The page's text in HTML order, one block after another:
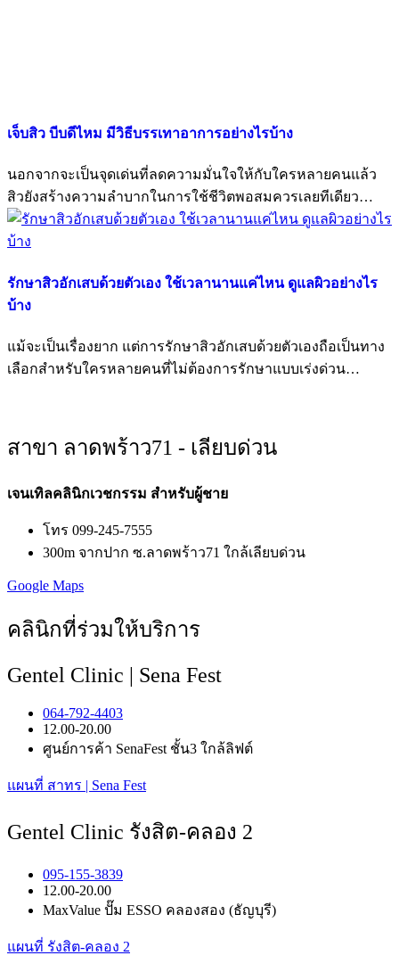
เจ็บสิว บีบดีไหม มีวิธีบรรเทาอาการอย่างไรบ้าง
นอกจากจะเป็นจุดเด่นที่ลดความมั่นใจให้กับใครหลายคนแล้ว
สิวยังสร้างความลำบากในการใช้ชีวิตพอสมควรเลยทีเดียว…
รักษาสิวอักเสบด้วยตัวเอง ใช้เวลานานแค่ไหน ดูแลผิวอย่างไร
บ้าง
แม้จะเป็นเรื่องยาก แต่การรักษาสิวอักเสบด้วยตัวเองถือเป็นทาง
เลือกสำหรับใครหลายคนที่ไม่ต้องการรักษาแบบเร่งด่วน…
สาขา ลาดพร้าว71 - เลียบด่วน
เจนเทิลคลินิกเวชกรรม สำหรับผู้ชาย
โทร 099-245-7555
300m จากปาก ซ.ลาดพร้าว71 ใกล้เลียบด่วน
Google Maps
คลินิกที่ร่วมให้บริการ
Gentel Clinic | Sena Fest
064-792-4403
12.00-20.00
ศูนย์การค้า SenaFest ชั้น3 ใกล้ลิฟต์
แผนที่ สาทร | Sena Fest
Gentel Clinic รังสิต-คลอง 2
095-155-3839
12.00-20.00
MaxValue ปั๊ม ESSO คลองสอง (ธัญบุรี)
แผนที่ รังสิต-คลอง 2